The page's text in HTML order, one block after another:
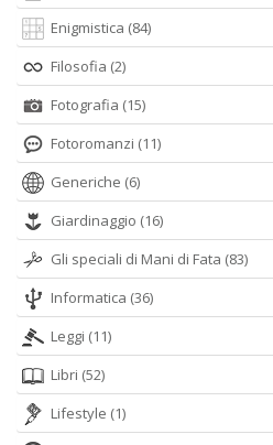
Enigmistica (84)
Filosofia (2)
Fotografia (15)
Fotoromanzi (11)
Generiche (6)
Giardinaggio (16)
Gli speciali di Mani di Fata (83)
Informatica (36)
Leggi (11)
Libri (52)
Lifestyle (1)